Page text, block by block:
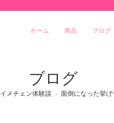
ホーム 商品 ブログ
ブログ
イメチェン体験談 > 面倒になった挙